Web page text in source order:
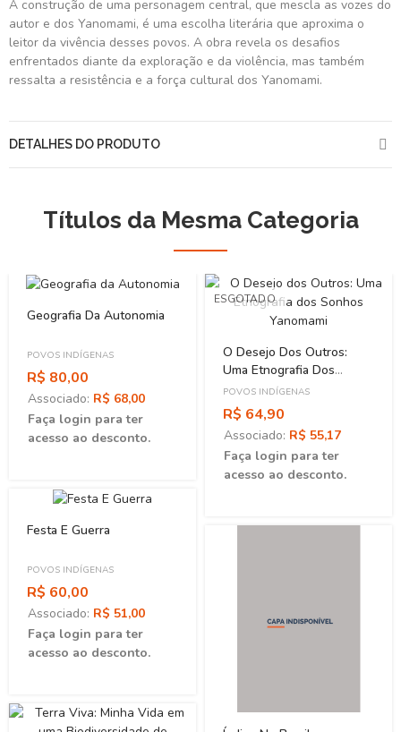
A construção de uma personagem central, que mescla as vozes do
autor e dos Yanomami, é uma escolha literária que aproxima o
leitor da vivência desses povos. A obra revela os desafios
enfrentados diante da exploração e da violência, mas também
ressalta a resistência e a força cultural dos Yanomami.
DETALHES DO PRODUTO
Títulos da Mesma Categoria
Geografia Da Autonomia
POVOS INDÍGENAS
R$ 80,00
Associado: R$ 68,00
Faça login para ter
acesso ao desconto.
Festa E Guerra
POVOS INDÍGENAS
R$ 60,00
Associado: R$ 51,00
Faça login para ter
acesso ao desconto.
ESGOTADO
O Desejo Dos Outros:
Uma Etnografia Dos
Sonhos Yanomami
POVOS INDÍGENAS
R$ 64,90
Associado: R$ 55,17
Faça login para ter
acesso ao desconto.